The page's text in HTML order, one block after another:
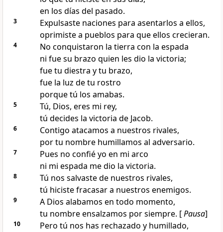
en los días del pasado.
3
Expulsaste naciones para asentarlos a ellos,
oprimiste a pueblos para que ellos crecieran.
4
No conquistaron la tierra con la espada
ni fue su brazo quien les dio la victoria;
fue tu diestra y tu brazo,
fue la luz de tu rostro
porque tú los amabas.
5
Tú, Dios, eres mi rey,
tú decides la victoria de Jacob.
6
Contigo atacamos a nuestros rivales,
por tu nombre humillamos al adversario.
7
Pues no confié yo en mi arco
ni mi espada me dio la victoria.
8
Tú nos salvaste de nuestros rivales,
tú hiciste fracasar a nuestros enemigos.
9
A Dios alabamos en todo momento,
tu nombre ensalzamos por siempre. [Pausa]
10
Pero tú nos has rechazado y humillado,